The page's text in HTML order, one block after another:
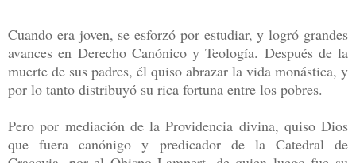
Cuando era joven, se esforzó por estudiar, y logró grandes
avances en Derecho Canónico y Teología. Después de la
muerte de sus padres, él quiso abrazar la vida monástica, y
por lo tanto distribuyó su rica fortuna entre los pobres.
Pero por mediación de la Providencia divina, quiso Dios
que fuera canónigo y predicador de la Catedral de